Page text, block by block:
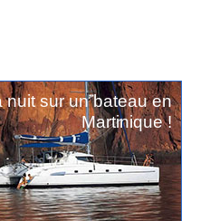
nuit sur un bateau en
Martinique !